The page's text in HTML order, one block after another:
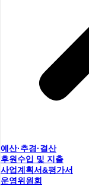
예산·추경·결산
후원수입 및 지출
사업계획서&평가서
운영위원회